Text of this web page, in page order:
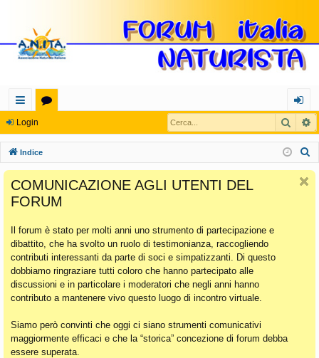
oll
eg
a
m
en
ti
Ra
pi
di
u
m
og
in
Login Cerca
Indice
COMUNICAZIONE AGLI UTENTI DEL
FORUM
Il forum è stato per molti anni uno strumento di partecipazione e
dibattito, che ha svolto un ruolo di testimonianza, raccogliendo
contributi interessanti da parte di soci e simpatizzanti. Di questo
dobbiamo ringraziare tutti coloro che hanno partecipato alle
discussioni e in particolare i moderatori che negli anni hanno
contributo a mantenere vivo questo luogo di incontro virtuale.
Siamo però convinti che oggi ci siano strumenti comunicativi
maggiormente efficaci e che la “storica” concezione di forum debba
essere superata.